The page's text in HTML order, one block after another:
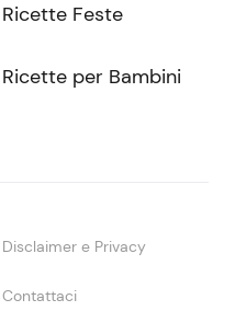
Ricette Feste
Ricette per Bambini
Disclaimer e Privacy
Contattaci